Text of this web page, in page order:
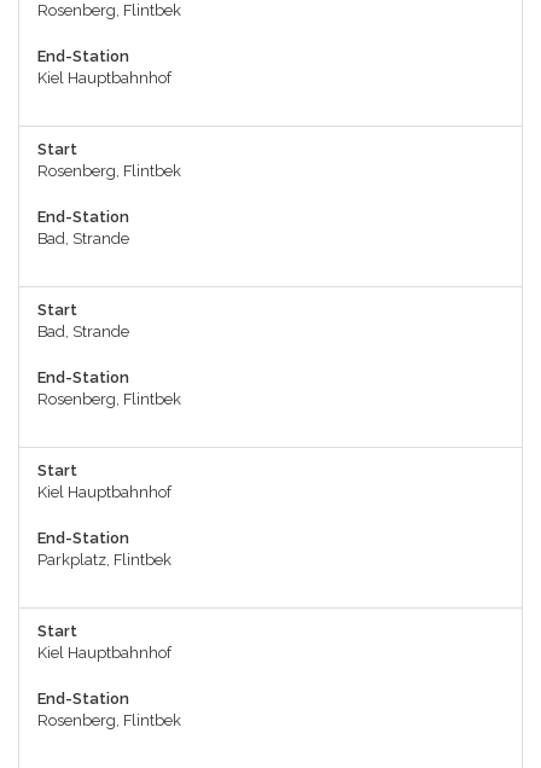
Rosenberg, Flintbek
End-Station
Kiel Hauptbahnhof
Start
Rosenberg, Flintbek
End-Station
Bad, Strande
Start
Bad, Strande
End-Station
Rosenberg, Flintbek
Start
Kiel Hauptbahnhof
End-Station
Parkplatz, Flintbek
Start
Kiel Hauptbahnhof
End-Station
Rosenberg, Flintbek